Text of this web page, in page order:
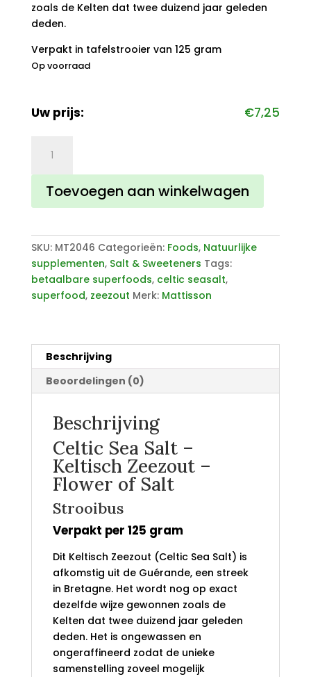
zoals de Kelten dat twee duizend jaar geleden
deden.
Verpakt in tafelstrooier van 125 gram
Op voorraad
Uw prijs: €7,25
Salt
aantal
Toevoegen aan winkelwagen
SKU: MT2046 Categorieën: Foods, Natuurlijke
supplementen, Salt & Sweeteners Tags:
betaalbare superfoods, celtic seasalt,
superfood, zeezout Merk: Mattisson
Beschrijving
Beoordelingen (0)
Beschrijving
Celtic Sea Salt –
Keltisch Zeezout –
Flower of Salt
Strooibus
Verpakt per 125 gram
Dit Keltisch Zeezout (Celtic Sea Salt) is
afkomstig uit de Guérande, een streek
in Bretagne. Het wordt nog op exact
dezelfde wijze gewonnen zoals de
Kelten dat twee duizend jaar geleden
deden. Het is ongewassen en
ongeraffineerd zodat de unieke
samenstelling zoveel mogelijk